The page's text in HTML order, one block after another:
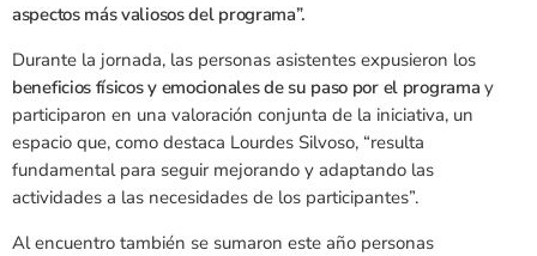
aspectos más valiosos del programa”.
Durante la jornada, las personas asistentes expusieron los
beneficios físicos y emocionales de su paso por el programa y
participaron en una valoración conjunta de la iniciativa, un
espacio que, como destaca Lourdes Silvoso, “resulta
fundamental para seguir mejorando y adaptando las
actividades a las necesidades de los participantes”.
Al encuentro también se sumaron este año personas